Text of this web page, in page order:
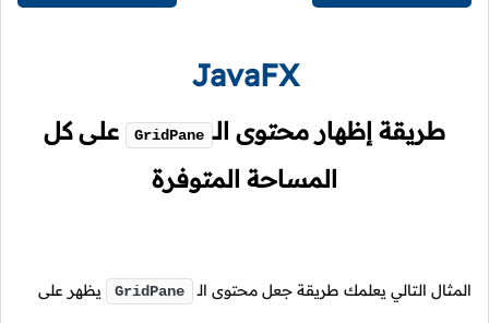
JavaFX
طريقة إظهار محتوى الـ GridPane
على كل
المساحة المتوفرة
المثال التالي يعلمك طريقة جعل محتوى الـ GridPane يظهر على